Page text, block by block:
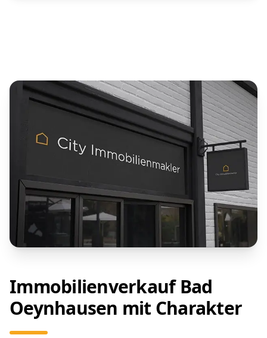
Immobilienverkauf Bad
Oeynhausen mit Charakter